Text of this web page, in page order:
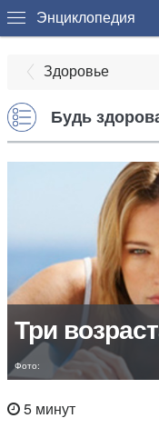
Энциклопедия
Здоровье
Будь
Три
Фото:
5 минут